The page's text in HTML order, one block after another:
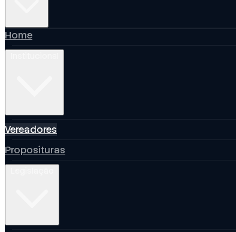
Home
Vereadores
Proposituras